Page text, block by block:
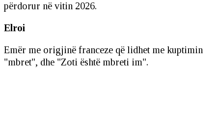
përdorur në vitin 2026.
Elroi
Emër me origjinë franceze që lidhet me kuptimin
"mbret", dhe "Zoti është mbreti im".